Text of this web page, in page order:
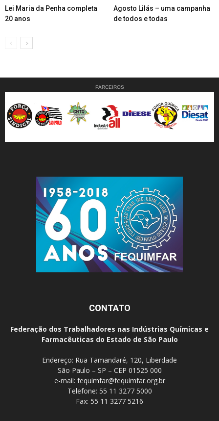
Lei Maria da Penha completa
20 anos
Agosto Lilás – uma campanha
de todos e todas
PARCEIROS
CONTATO
Federação dos Trabalhadores nas Indústrias Químicas e
Farmacêuticas do Estado de São Paulo
Endereço: Rua Tamandaré, 120, Liberdade
São Paulo – SP – CEP 01525 000
e-mail: fequimfar@fequimfar.org.br
Telefone: 55 11 3277 5000
Fax: 55 11 3277 5216